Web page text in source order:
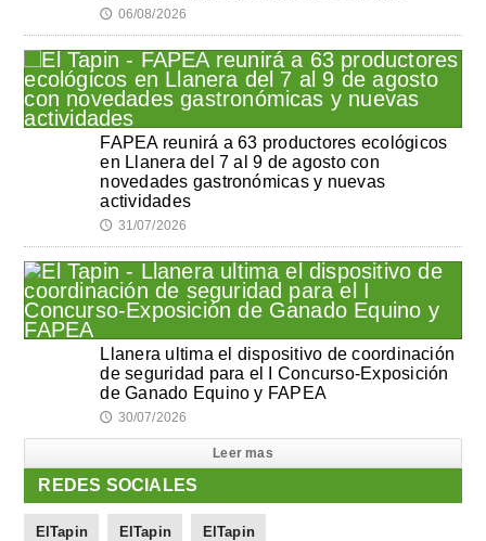
🕔 06/08/2026
FAPEA reunirá a 63 productores ecológicos
en Llanera del 7 al 9 de agosto con
novedades gastronómicas y nuevas
actividades
🕔 31/07/2026
Llanera ultima el dispositivo de coordinación
de seguridad para el I Concurso-Exposición
de Ganado Equino y FAPEA
🕔 30/07/2026
Leer mas
REDES SOCIALES
ElTapin ElTapin ElTapin